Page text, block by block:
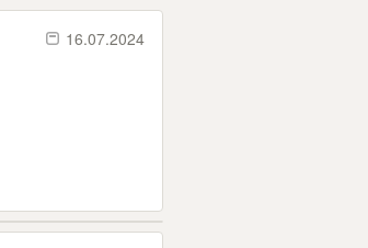
16.07.2024